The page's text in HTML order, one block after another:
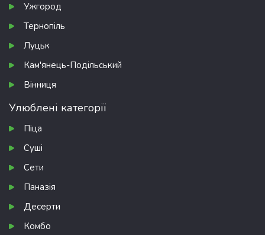
Ужгород
Тернопіль
Луцьк
Кам'янець-Подільський
Вінниця
Улюблені категорії
Піца
Суші
Сети
Паназія
Десерти
Комбо